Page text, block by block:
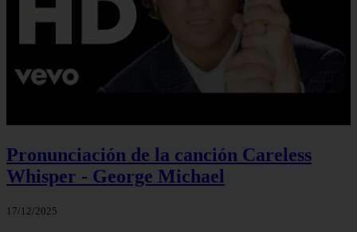
Pronunciación de la canción Careless
Whisper - George Michael
17/12/2025